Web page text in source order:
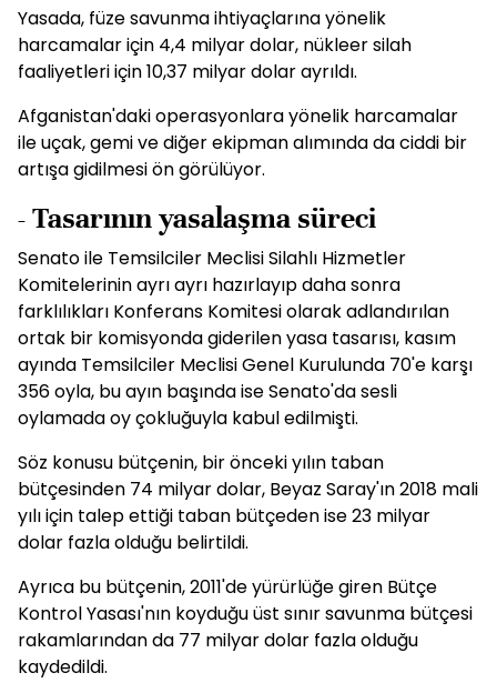
Yasada, füze savunma ihtiyaçlarına yönelik
harcamalar için 4,4 milyar dolar, nükleer silah
faaliyetleri için 10,37 milyar dolar ayrıldı.
Afganistan'daki operasyonlara yönelik harcamalar
ile uçak, gemi ve diğer ekipman alımında da ciddi bir
artışa gidilmesi ön görülüyor.
- Tasarının yasalaşma süreci
Senato ile Temsilciler Meclisi Silahlı Hizmetler
Komitelerinin ayrı ayrı hazırlayıp daha sonra
farklılıkları Konferans Komitesi olarak adlandırılan
ortak bir komisyonda giderilen yasa tasarısı, kasım
ayında Temsilciler Meclisi Genel Kurulunda 70'e karşı
356 oyla, bu ayın başında ise Senato'da sesli
oylamada oy çokluğuyla kabul edilmişti.
Söz konusu bütçenin, bir önceki yılın taban
bütçesinden 74 milyar dolar, Beyaz Saray'ın 2018 mali
yılı için talep ettiği taban bütçeden ise 23 milyar
dolar fazla olduğu belirtildi.
Ayrıca bu bütçenin, 2011'de yürürlüğe giren Bütçe
Kontrol Yasası'nın koyduğu üst sınır savunma bütçesi
rakamlarından da 77 milyar dolar fazla olduğu
kaydedildi.